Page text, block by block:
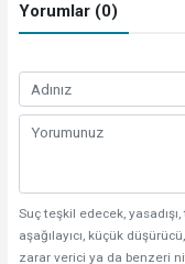
Yorumlar (0)
Suç teşkil edecek,
aşağılayıcı, küçük
zarar verici ya da benzeri